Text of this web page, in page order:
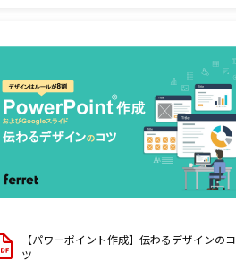
【パワーポイント作成】伝わるデザインのコ
ツ